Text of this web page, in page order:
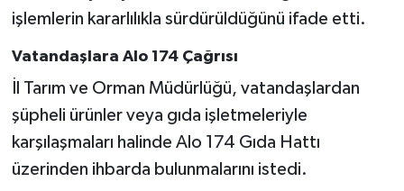
işlemlerin kararlılıkla sürdürüldüğünü ifade etti.
Vatandaşlara Alo 174 Çağrısı
İl Tarım ve Orman Müdürlüğü, vatandaşlardan
şüpheli ürünler veya gıda işletmeleriyle
karşılaşmaları halinde Alo 174 Gıda Hattı
üzerinden ihbarda bulunmalarını istedi.
BİLİM TEKNOLOJİ
ASAYİŞ
SEÇİM 2015
ÇEVRE